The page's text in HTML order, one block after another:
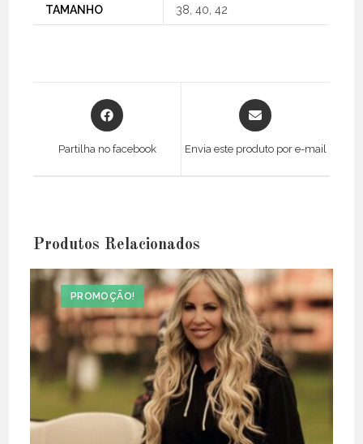
TAMANHO 38, 40, 42
Opens
in
Partilha no facebook
Opens
in
Envia este produto por e-mail
Produtos Relacionados
PROMOÇÃO!